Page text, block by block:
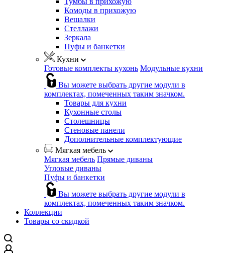
Комоды в прихожую
Вешалки
Стеллажи
Зеркала
Пуфы и банкетки
Кухни
Готовые комплекты кухонь Модульные кухни
Вы можете выбрать другие модули в
комплектах, помеченных таким значком.
Товары для кухни
Кухонные столы
Столешницы
Стеновые панели
Дополнительные комплектующие
Мягкая мебель
Мягкая мебель Прямые диваны
Угловые диваны
Пуфы и банкетки
Вы можете выбрать другие модули в
комплектах, помеченных таким значком.
Коллекции
Товары со скидкой